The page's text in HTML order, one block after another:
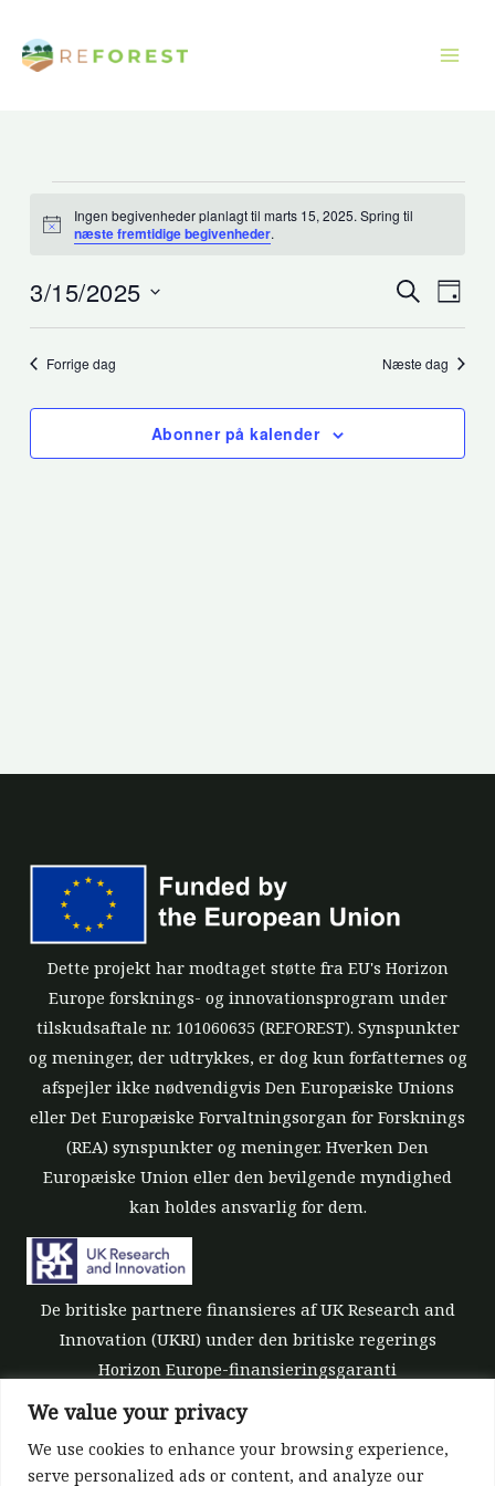
We value your privacy
We use cookies to enhance your browsing experience,
serve personalized ads or content, and analyze our
indholdet
for
15,
Opsigelse
Ingen begivenheder planlagt til marts 15, 2025. Spring til
næste fremtidige begivenheder.
visninger
Navigation
Søg
Dag
3/15/2025
Vælg
dato.Forrige dag Næste dag
Abonner på kalender
Dette projekt har modtaget støtte fra EU's Horizon
Europe forsknings- og innovationsprogram under
tilskudsaftale nr. 101060635 (REFOREST). Synspunkter
og meninger, der udtrykkes, er dog kun forfatternes og
afspejler ikke nødvendigvis Den Europæiske Unions
eller Det Europæiske Forvaltningsorgan for Forsknings
(REA) synspunkter og meninger. Hverken Den
Europæiske Union eller den bevilgende myndighed
kan holdes ansvarlig for dem.
De britiske partnere finansieres af UK Research and
Innovation (UKRI) under den britiske regerings
Horizon Europe-finansieringsgaranti
[tilskudsnummer 10039700].